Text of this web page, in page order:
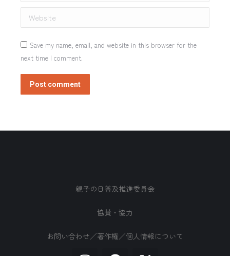
Website
Save my name, email, and website in this browser for the
next time I comment.
Post comment
親子の日普及推進委員会
協賛・協力
お問い合わせ／著作権／個人情報について